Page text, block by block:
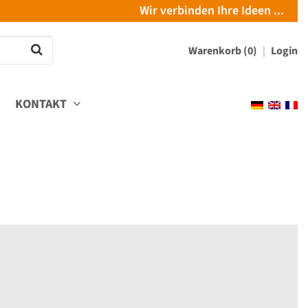
Wir verbinden Ihre Ideen ...
Warenkorb (0) Login
KONTAKT